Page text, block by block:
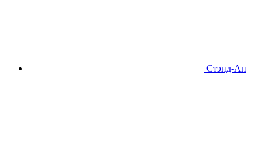
Стэнд-Ап